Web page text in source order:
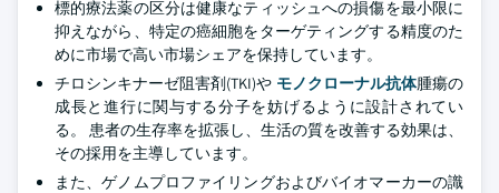
標的療法薬の区分は健康なティッシュへの損傷を最小限に
抑えながら、特定の癌細胞をターゲティングする精度のた
めに市場で高い市場シェアを保持しています。
チロシンキナーゼ阻害剤(TKI)や モノクローナル抗体腫瘍の
成長と進行に関与する分子を妨げるように設計されてい
る。 患者の生存率を拡張し、生活の質を改善する効果は、
その採用を主導しています。
また、ゲノムプロファイリングおよびバイオマーカーの識